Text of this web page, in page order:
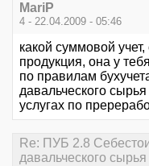
МаriP
4 - 22.04.2009 - 05:46
какой суммовой
продукция, она у
по правилам
давальческого
услугах по
Re: ПУБ 2.8
давальческого